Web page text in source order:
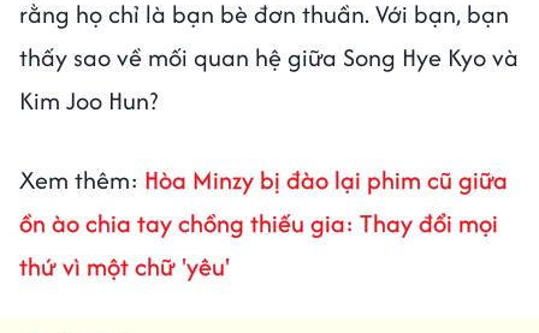
rằng họ chỉ là bạn bè đơn thuần. Với bạn, bạn
thấy sao về mối quan hệ giữa Song Hye Kyo và
Kim Joo Hun?
Xem thêm: Hòa Minzy bị đào lại phim cũ giữa
ồn ào chia tay chồng thiếu gia: Thay đổi mọi
thứ vì một chữ 'yêu'